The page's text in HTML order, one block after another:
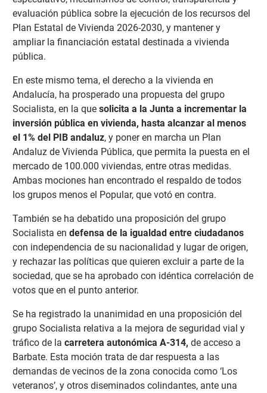
evaluación pública sobre la ejecución de los recursos del
Plan Estatal de Vivienda 2026-2030, y mantener y
ampliar la financiación estatal destinada a vivienda
pública.
En este mismo tema, el derecho a la vivienda en
Andalucía, ha prosperado una propuesta del grupo
Socialista, en la que solicita a la Junta a incrementar la
inversión pública en vivienda, hasta alcanzar al menos
el 1% del PIB andaluz, y poner en marcha un Plan
Andaluz de Vivienda Pública, que permita la puesta en el
mercado de 100.000 viviendas, entre otras medidas.
Ambas mociones han encontrado el respaldo de todos
los grupos menos el Popular, que votó en contra.
También se ha debatido una proposición del grupo
Socialista en defensa de la igualdad entre ciudadanos
con independencia de su nacionalidad y lugar de origen,
y rechazar las políticas que quieren excluir a parte de la
sociedad, que se ha aprobado con idéntica correlación de
votos que en el punto anterior.
Se ha registrado la unanimidad en una proposición del
grupo Socialista relativa a la mejora de seguridad vial y
tráfico de la carretera autonómica A-314, de acceso a
Barbate. Esta moción trata de dar respuesta a las
demandas de vecinos de la zona conocida como ‘Los
veteranos’, y otros diseminados colindantes, ante una